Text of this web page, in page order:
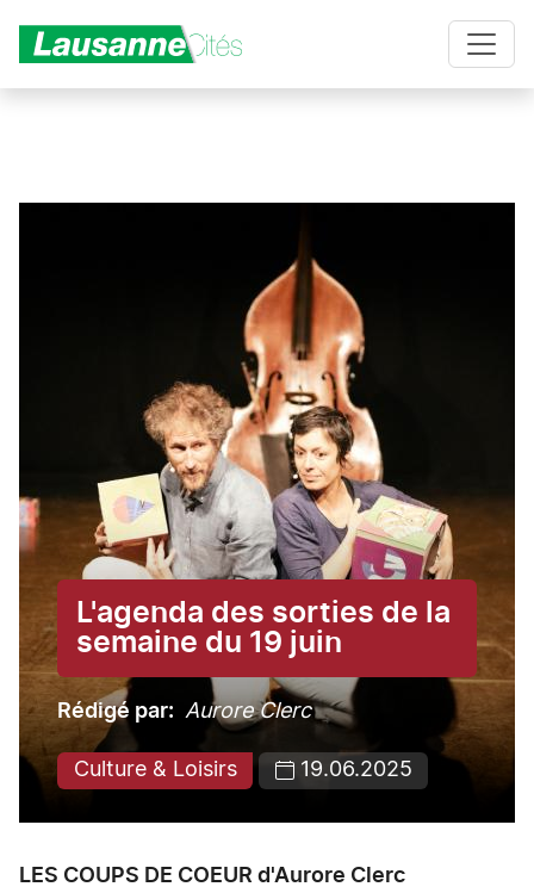
L'agenda des sorties de la
semaine du 19 juin
Rédigé par Aurore Clerc
Culture & Loisirs 19.06.2025
LES COUPS DE COEUR d'Aurore Clerc